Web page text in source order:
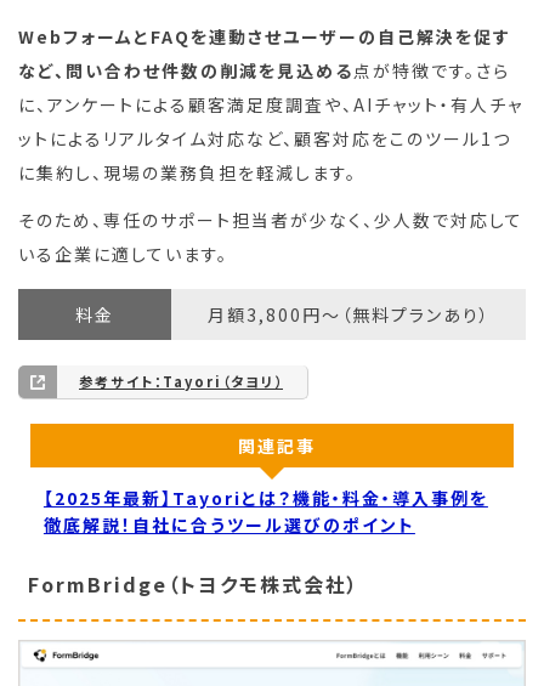
WebフォームとFAQを連動させユーザーの自己解決を促す
など、問い合わせ件数の削減を見込める点が特徴です。さら
に、アンケートによる顧客満足度調査や、AIチャット・有人チャ
ットによるリアルタイム対応など、顧客対応をこのツール1つ
に集約し、現場の業務負担を軽減します。
そのため、専任のサポート担当者が少なく、少人数で対応して
いる企業に適しています。
料金 月額3,800円〜（無料プランあり）
参考サイト：Tayori（タヨリ）
関連記事
【2025年最新】Tayoriとは？機能・料金・導入事例を
徹底解説！自社に合うツール選びのポイント
FormBridge（トヨクモ株式会社）